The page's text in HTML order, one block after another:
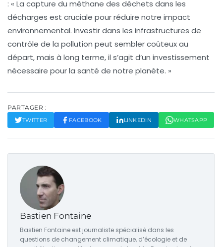
: « La capture du méthane des déchets dans les
décharges est cruciale pour réduire notre impact
environnemental. Investir dans les infrastructures de
contrôle de la pollution peut sembler coûteux au
départ, mais à long terme, il s’agit d’un investissement
nécessaire pour la santé de notre planète. »
PARTAGER :
TWITTER FACEBOOK LINKEDIN WHATSAPP
Bastien Fontaine
Bastien Fontaine est journaliste spécialisé dans les
questions de changement climatique, d’écologie et de